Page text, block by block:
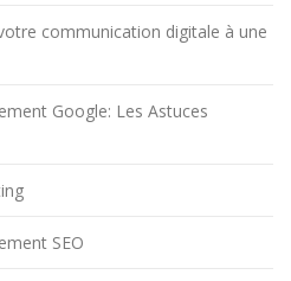
communication digitale à une
Google: Les Astuces
SEO